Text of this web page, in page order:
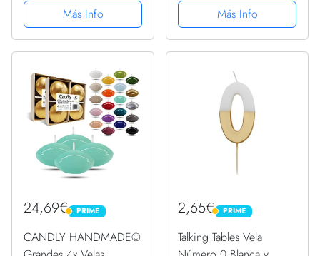
Tartas Cumpleaños
Toppers de Pastel
Decorativo,para Fiesta
Aniversario...
Más Info
Decoración para tartas
de primera calidad,
Bonito, Brillante para
Más Info
24,69€ PRIME
PRIME
CANDLY HANDMADE©
2,65€ PRIME
PRIME
Talking Tables Vela